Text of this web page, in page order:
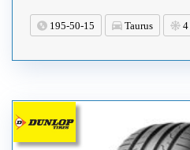
195-50-15 Taurus 4